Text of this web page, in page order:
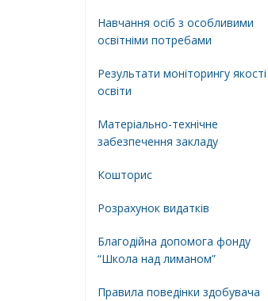
Навчання осіб з особливими
освітніми потребами
Результати моніторингу якості
освіти
Матеріально-технічне
забезпечення закладу
Кошторис
Розрахунок видатків
Благодійна допомога фонду
“Школа над лиманом”
Правила поведінки здобувача